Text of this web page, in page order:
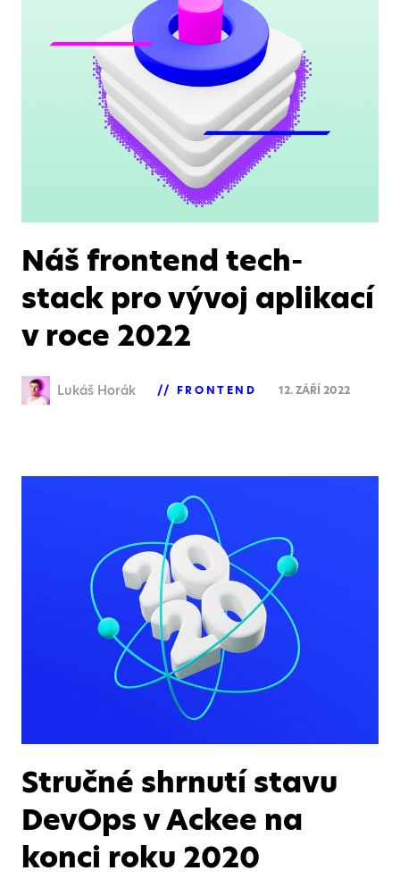
Náš frontend tech-
stack pro vývoj aplikací
v roce 2022
Lukáš Horák FRONTEND 12. ZÁŘÍ 2022
Stručné shrnutí stavu
DevOps v Ackee na
konci roku 2020